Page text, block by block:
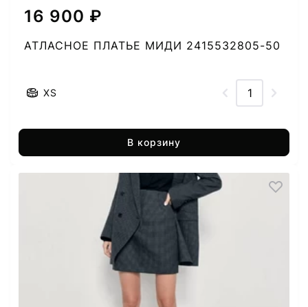
16 900 ₽
АТЛАСНОЕ ПЛАТЬЕ МИДИ 2415532805-50
XS
В корзину